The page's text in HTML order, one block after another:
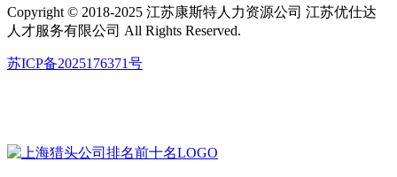
Copyright © 2018-2025 江苏康斯特人力资源公司 江苏优仕达
人才服务有限公司 All Rights Reserved.
苏ICP备2025176371号